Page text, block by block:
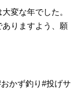
変な年でした。
りますよう、願
かず釣り#投げサ